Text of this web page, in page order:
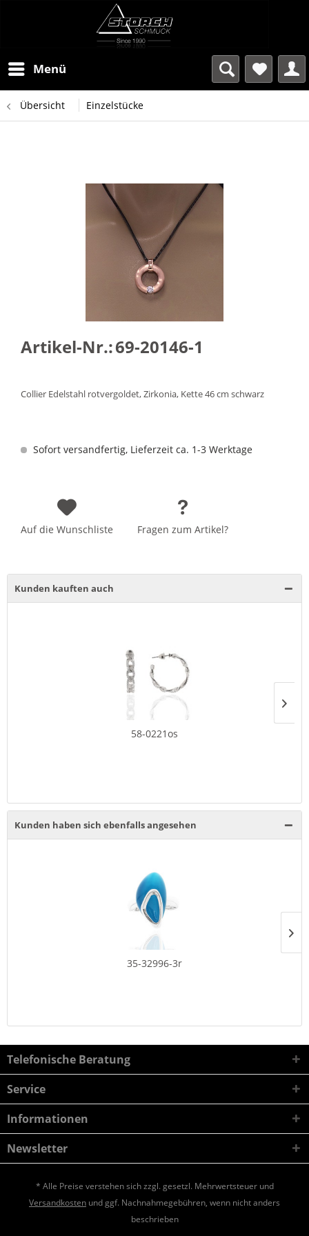
Menü
Übersicht Einzelstücke
Artikel-Nr.:69-20146-1
Collier Edelstahl rotvergoldet, Zirkonia, Kette 46 cm schwarz
Sofort versandfertig, Lieferzeit ca. 1-3 Werktage
Auf die Wunschliste Fragen zum Artikel?
Kunden kauften auch
58-0221os
Kunden haben sich ebenfalls angesehen
35-32996-3r
Telefonische Beratung
Service
Informationen
Newsletter
* Alle Preise verstehen sich zzgl. gesetzl. Mehrwertsteuer und
Versandkosten und ggf. Nachnahmegebühren, wenn nicht anders
beschrieben